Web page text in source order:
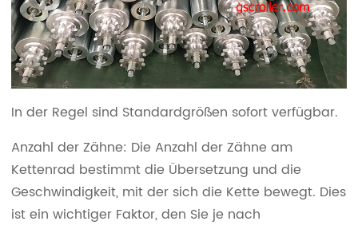
In der Regel sind Standardgrößen sofort verfügbar.
Anzahl der Zähne: Die Anzahl der Zähne am
Kettenrad bestimmt die Übersetzung und die
Geschwindigkeit, mit der sich die Kette bewegt. Dies
ist ein wichtiger Faktor, den Sie je nach